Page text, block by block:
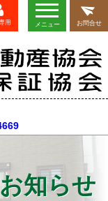
用 メニュー お問合せ
知らせ